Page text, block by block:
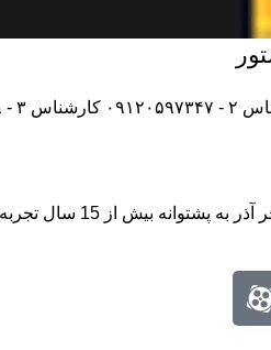
کارشناس ۳ - ۰۹۱۲۰۵۹۷۳۴۸
شرکت